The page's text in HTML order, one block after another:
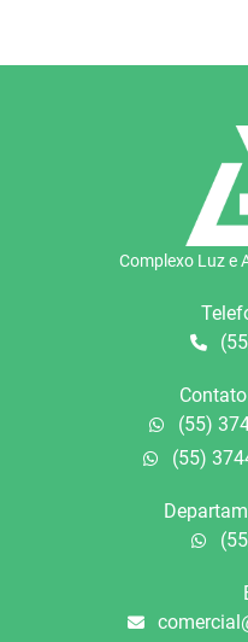
Complexo Luz e
(55)
(55)